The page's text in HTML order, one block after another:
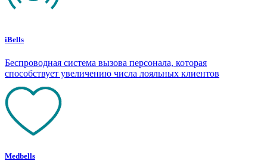
iBells
Беспроводная система вызова персонала, которая
способствует увеличению числа лояльных клиентов
Medbells